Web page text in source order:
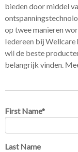
bieden door middel
op twee manieren
Iedereen bij Wellcare
wil de beste
belangrijk vinden.
First Name*
Last Name